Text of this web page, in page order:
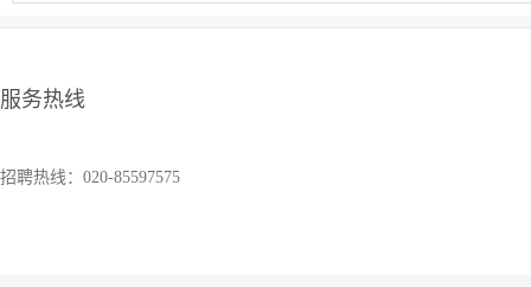
服务热线
招聘热线：020-85597575